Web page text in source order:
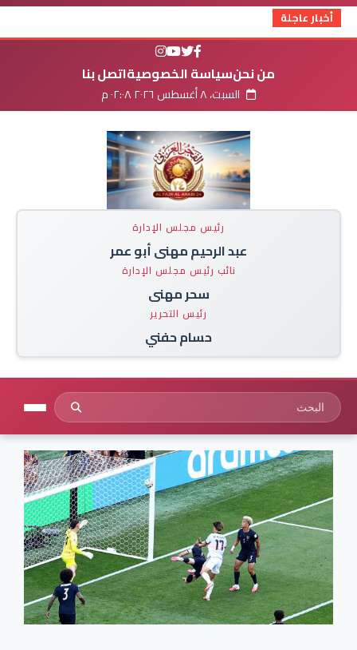
أخبار عاجلة
من نحنسياسة الخصوصيةاتصل بنا
السبت، ٨ أغسطس ٢٠٢٦ ٠٢:٠٨ م
رئيس مجلس الإدارة
عبد الرحيم مهنى أبو عمر
نائب رئيس مجلس الإدارة
سحر مهنى
رئيس التحرير
حسام حفني